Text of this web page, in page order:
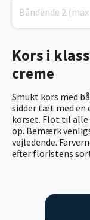
Kors i
creme
Smukt kors med
sidder tæt med en
korset. Flot til
op. Bemærk
vejledende.
efter floristens